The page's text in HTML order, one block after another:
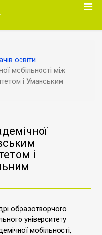
освіти
мобільності між
і Уманським
і
образотворчого
університету
мобільності,